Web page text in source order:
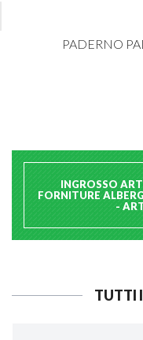
PADERNO
INGROSSO
FORNITURE
-
TUTTI